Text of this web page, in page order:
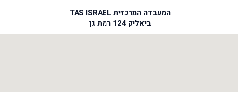
המעבדה המרכזית TAS ISRAEL
ביאליק 124 רמת גן